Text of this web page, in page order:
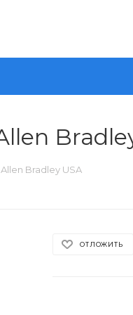
Bradley USA
ОТЛОЖИТЬ